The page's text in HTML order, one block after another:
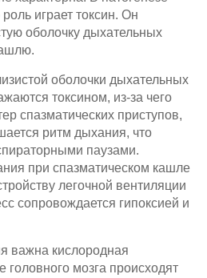
играет токсин. Он
оболочку дыха­тельных
оболочки дыхательных
токсином, из-за чего
спазматических приступов,
ритм дыхания, что
паузами.
при спазматическом кашле
легочной вентиляции
сопровождается гипоксией и
важна кислородная
головного мозга происходят